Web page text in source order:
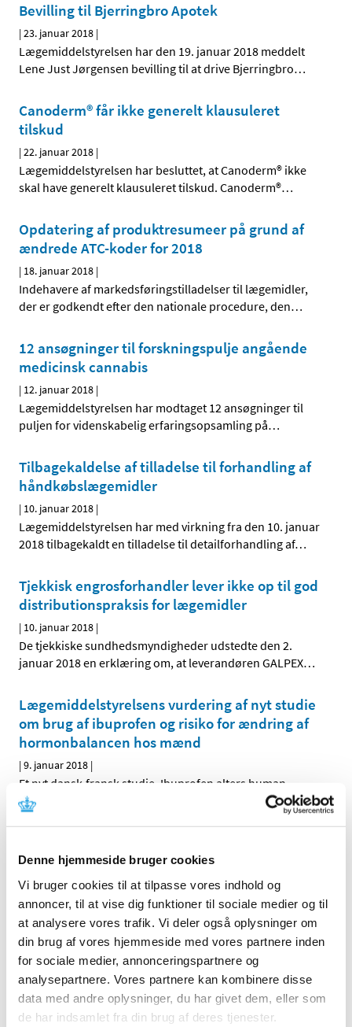
Denne hjemmeside bruger cookies
Vi bruger cookies til at tilpasse vores indhold og
annoncer, til at vise dig funktioner til sociale medier og til
at analysere vores trafik. Vi deler også oplysninger om
din brug af vores hjemmeside med vores partnere inden
for sociale medier, annonceringspartnere og
analysepartnere. Vores partnere kan kombinere disse
data med andre oplysninger, du har givet dem, eller som
de har indsamlet fra din brug af deres tjenester.
Bevilling til Bjerringbro Apotek
|23. januar 2018 |
Lægemiddelstyrelsen har den 19. januar 2018 meddelt
Lene Just Jørgensen bevilling til at drive Bjerringbro…
Canoderm® får ikke generelt klausuleret
tilskud
|22. januar 2018 |
Lægemiddelstyrelsen har besluttet, at Canoderm® ikke
skal have generelt klausuleret tilskud. Canoderm®…
Opdatering af produktresumeer på grund af
ændrede ATC-koder for 2018
| 18. januar 2018 |
Indehavere af markedsføringstilladelser til lægemidler,
der er godkendt efter den nationale procedure, den…
12 ansøgninger til forskningspulje angående
medicinsk cannabis
| 12. januar 2018 |
Lægemiddelstyrelsen har modtaget 12 ansøgninger til
puljen for videnskabelig erfaringsopsamling på…
Tilbagekaldelse af tilladelse til forhandling af
håndkøbslægemidler
| 10. januar 2018 |
Lægemiddelstyrelsen har med virkning fra den 10. januar
2018 tilbagekaldt en tilladelse til detailforhandling af…
Tjekkisk engrosforhandler lever ikke op til god
distributionspraksis for lægemidler
| 10. januar 2018 |
De tjekkiske sundhedsmyndigheder udstedte den 2.
januar 2018 en erklæring om, at leverandøren GALPEX…
Lægemiddelstyrelsens vurdering af nyt studie
om brug af ibuprofen og risiko for ændring af
hormonbalancen hos mænd
|9. januar 2018 |
Et nyt dansk-fransk studie, Ibuprofen alters human
testicular physiology to produce a state of
|4. januar 2018|
Lægemiddelstyrelsen har besluttet, at Innovair NEXThaler
skal have generelt tilskud. Innovair NEXThaler …
Forrige 1 … 6 7 8
Alle (2506)